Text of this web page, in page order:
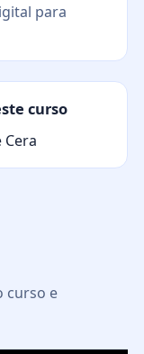
para
curso
Cera
curso e